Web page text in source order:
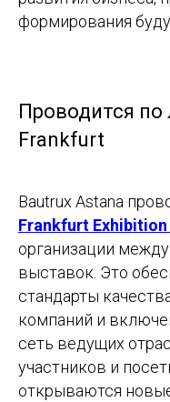
формирования
Проводится по
Frankfurt
Bautrux Astana
Frankfurt Exhibition
организации
выставок. Это
стандарты
компаний и
сеть ведущих
участников и
открываются